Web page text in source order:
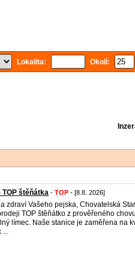
Lokalita: Okolí:
štěňátka - TOP - [8.8. 2026]
zdraví Vašeho pejska, Chovatelská
TOP štěňátko z prověřeného
límec. Naše stanice je zaměřena na
...